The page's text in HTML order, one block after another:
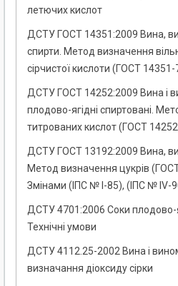
летючих кислот
ДСТУ ГОСТ 14351:2009 Вина,
спирти. Метод визначення
сірчистої кислоти (ГОСТ 14351-
ДСТУ ГОСТ 14252:2009 Вина і
плодово-ягідні спиртовані.
титрованих кислот (ГОСТ
ДСТУ ГОСТ 13192:2009 Вина,
Метод визначення цукрів
Змінами (ІПС № I-85), (ІПС № IV-
ДСТУ 4701:2006 Соки плодово-
Технічні умови
ДСТУ 4112.25-2002 Вина і
визначання діоксиду сірки